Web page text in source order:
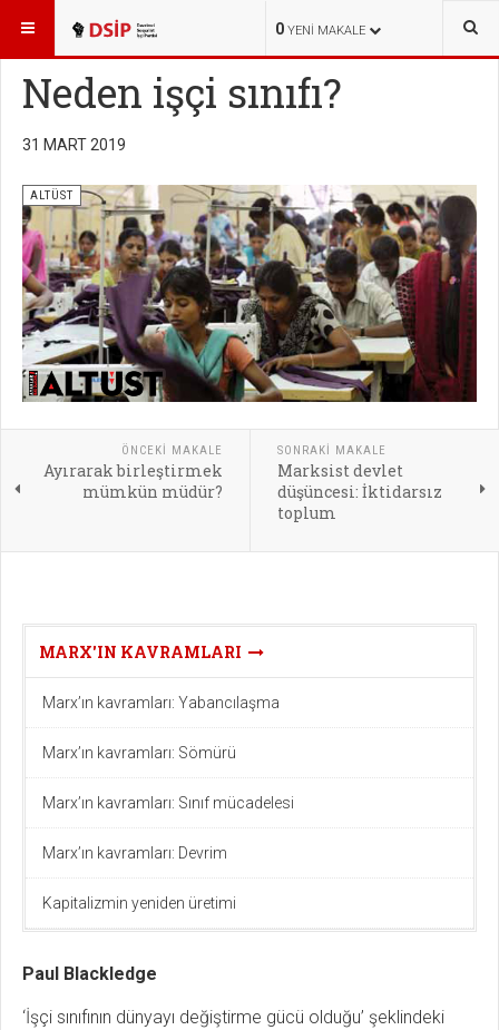
0 YENI MAKALE
BURADASINIZ: YAYINLAR
Neden işçi sınıfı?
31 MART 2019
ALTÜST
ÖNCEKI MAKALE
Ayırarak birleştirmek
mümkün müdür?
SONRAKI MAKALE
Marksist devlet
düşüncesi: İktidarsız
toplum
MARX'IN KAVRAMLARI
Marx’ın kavramları: Yabancılaşma
Marx’ın kavramları: Sömürü
Marx’ın kavramları: Sınıf mücadelesi
Marx’ın kavramları: Devrim
Kapitalizmin yeniden üretimi
Paul Blackledge
‘İşçi sınıfının dünyayı değiştirme gücü olduğu’ şeklindeki